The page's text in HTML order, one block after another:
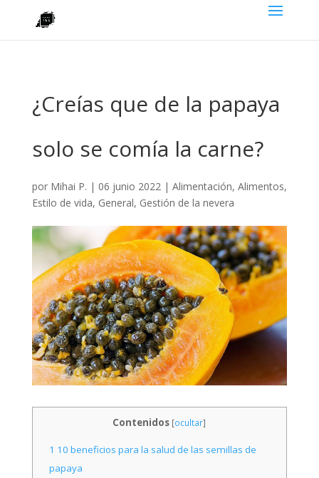
¿Creías que de la papaya
solo se comía la carne?
por Mihai P. | 06 junio 2022| Alimentación, Alimentos,
Estilo de vida, General, Gestión de la nevera
Contenidos [ocultar]
1 10 beneficios para la salud de las semillas de
papaya